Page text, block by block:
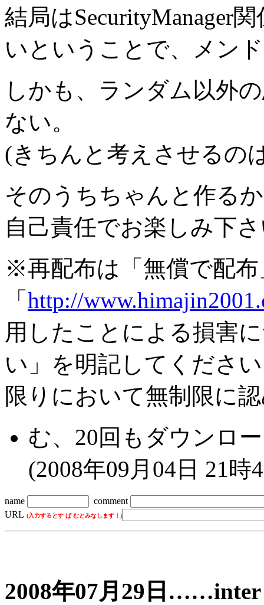
結局はSecurityManager
いということで、メン
しかも、ランダム以外
ない。
(きちんと考えさせるの
そのうちちゃんと作る
自己責任でお楽しみ下
※再配布は「無償で配布
「 http://
用したことによる損害
い」を明記してくださ
限りにおいて無制限に
む、20回もダウンロ
(2008年09月04日 21時
name
comment
URL (入力するとす ぱ むとみなします！)
2008年07月29日……inter